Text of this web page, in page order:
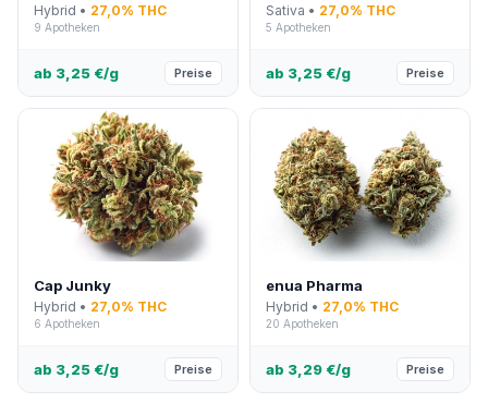
Hybrid • 27,0% THC
9 Apotheken
ab 3,25 €/g Preise
Sativa • 27,0% THC
5 Apotheken
ab 3,25 €/g Preise
Cap Junky
Hybrid • 27,0% THC
6 Apotheken
ab 3,25 €/g Preise
enua Pharma
Hybrid • 27,0% THC
20 Apotheken
ab 3,29 €/g Preise